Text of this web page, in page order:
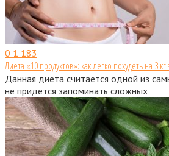
0 1 183
Диета «10 продуктов»: как легко похудеть на 3
Данная диета считается одной из
не придется запоминать сложных